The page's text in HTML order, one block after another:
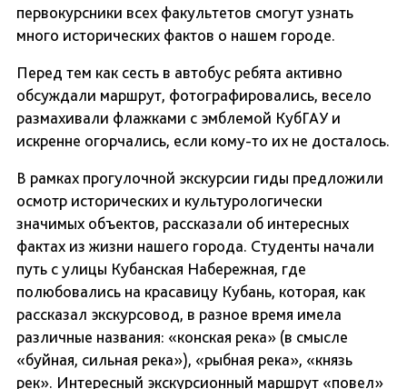
первокурсники всех факультетов смогут узнать
много исторических фактов о нашем городе.
Перед тем как сесть в автобус ребята активно
обсуждали маршрут, фотографировались, весело
размахивали флажками с эмблемой КубГАУ и
искренне огорчались, если кому-то их не досталось.
В рамках прогулочной экскурсии гиды предложили
осмотр исторических и культурологически
значимых объектов, рассказали об интересных
фактах из жизни нашего города. Студенты начали
путь с улицы Кубанская Набережная, где
полюбовались на красавицу Кубань, которая, как
рассказал экскурсовод, в разное время имела
различные названия: «конская река» (в смысле
«буйная, сильная река»), «рыбная река», «князь
рек». Интересный экскурсионный маршрут «повел»